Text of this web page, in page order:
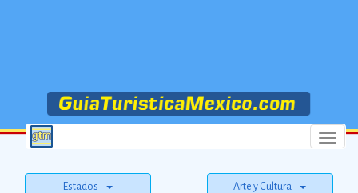
Menu
Estados Arte y Cultura